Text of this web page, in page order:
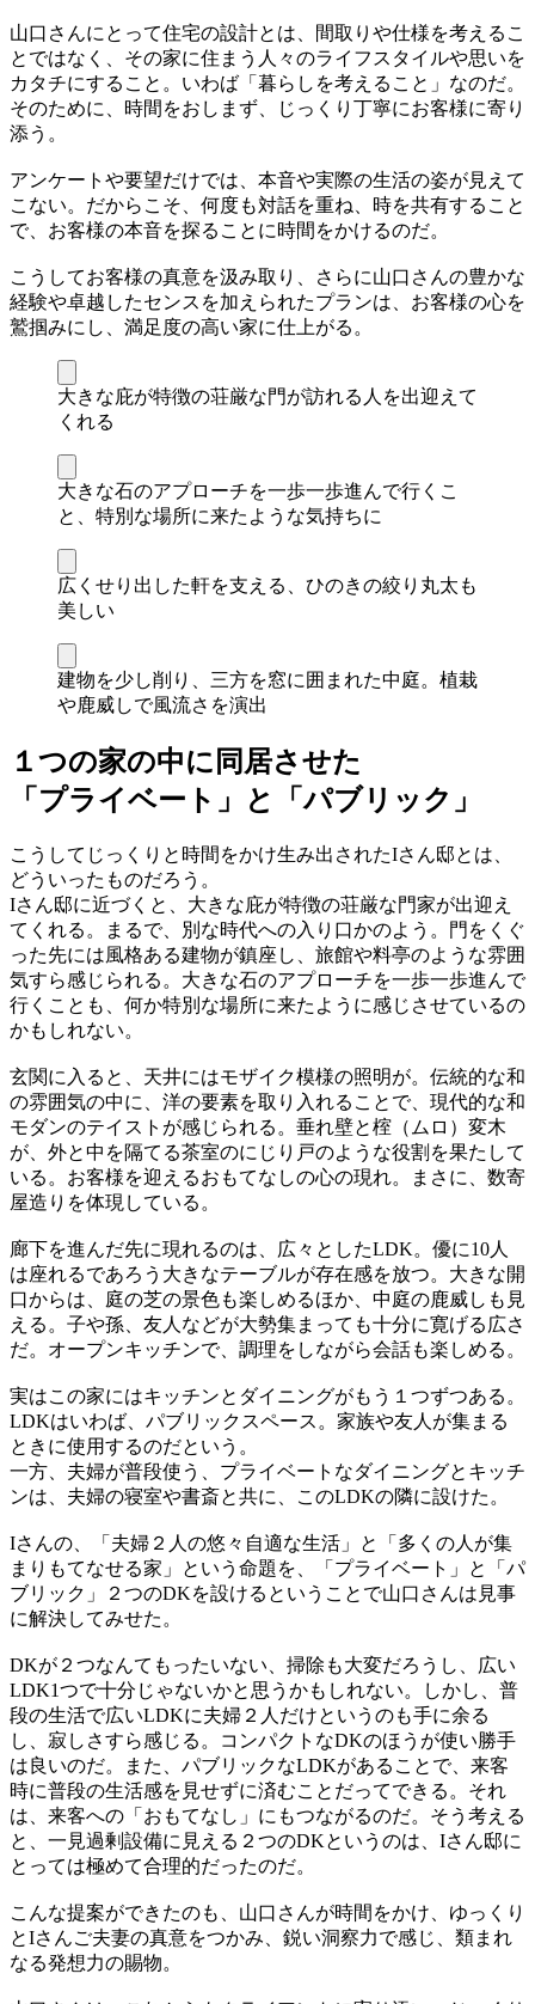
山口さんにとって住宅の設計とは、間取りや仕様を考えるこ
とではなく、その家に住まう人々のライフスタイルや思いを
カタチにすること。いわば「暮らしを考えること」なのだ。
そのために、時間をおしまず、じっくり丁寧にお客様に寄り
添う。
アンケートや要望だけでは、本音や実際の生活の姿が見えて
こない。だからこそ、何度も対話を重ね、時を共有すること
で、お客様の本音を探ることに時間をかけるのだ。
こうしてお客様の真意を汲み取り、さらに山口さんの豊かな
経験や卓越したセンスを加えられたプランは、お客様の心を
鷲掴みにし、満足度の高い家に仕上がる。
大きな庇が特徴の荘厳な門が訪れる人を出迎えて
くれる
大きな石のアプローチを一歩一歩進んで行くこ
と、特別な場所に来たような気持ちに
広くせり出した軒を支える、ひのきの絞り丸太も
美しい
建物を少し削り、三方を窓に囲まれた中庭。植栽
や鹿威しで風流さを演出
１つの家の中に同居させた
「プライベート」と「パブリック」
こうしてじっくりと時間をかけ生み出されたIさん邸とは、
どういったものだろう。
Iさん邸に近づくと、大きな庇が特徴の荘厳な門家が出迎え
てくれる。まるで、別な時代への入り口かのよう。門をくぐ
った先には風格ある建物が鎮座し、旅館や料亭のような雰囲
気すら感じられる。大きな石のアプローチを一歩一歩進んで
行くことも、何か特別な場所に来たように感じさせているの
かもしれない。
玄関に入ると、天井にはモザイク模様の照明が。伝統的な和
の雰囲気の中に、洋の要素を取り入れることで、現代的な和
モダンのテイストが感じられる。垂れ壁と榁（ムロ）変木
が、外と中を隔てる茶室のにじり戸のような役割を果たして
いる。お客様を迎えるおもてなしの心の現れ。まさに、数寄
屋造りを体現している。
廊下を進んだ先に現れるのは、広々としたLDK。優に10人
は座れるであろう大きなテーブルが存在感を放つ。大きな開
口からは、庭の芝の景色も楽しめるほか、中庭の鹿威しも見
える。子や孫、友人などが大勢集まっても十分に寛げる広さ
だ。オープンキッチンで、調理をしながら会話も楽しめる。
実はこの家にはキッチンとダイニングがもう１つずつある。
LDKはいわば、パブリックスペース。家族や友人が集まる
ときに使用するのだという。
一方、夫婦が普段使う、プライベートなダイニングとキッチ
ンは、夫婦の寝室や書斎と共に、このLDKの隣に設けた。
Iさんの、「夫婦２人の悠々自適な生活」と「多くの人が集
まりもてなせる家」という命題を、「プライベート」と「パ
ブリック」２つのDKを設けるということで山口さんは見事
に解決してみせた。
DKが２つなんてもったいない、掃除も大変だろうし、広い
LDK1つで十分じゃないかと思うかもしれない。しかし、普
段の生活で広いLDKに夫婦２人だけというのも手に余る
し、寂しさすら感じる。コンパクトなDKのほうが使い勝手
は良いのだ。また、パブリックなLDKがあることで、来客
時に普段の生活感を見せずに済むことだってできる。それ
は、来客への「おもてなし」にもつながるのだ。そう考える
と、一見過剰設備に見える２つのDKというのは、Iさん邸に
とっては極めて合理的だったのだ。
こんな提案ができたのも、山口さんが時間をかけ、ゆっくり
とIさんご夫妻の真意をつかみ、鋭い洞察力で感じ、類まれ
なる発想力の賜物。